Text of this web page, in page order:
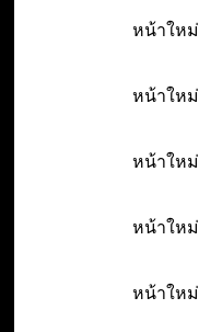
หน้าใหม่
หน้าใหม่
หน้าใหม่
หน้าใหม่
หน้าใหม่